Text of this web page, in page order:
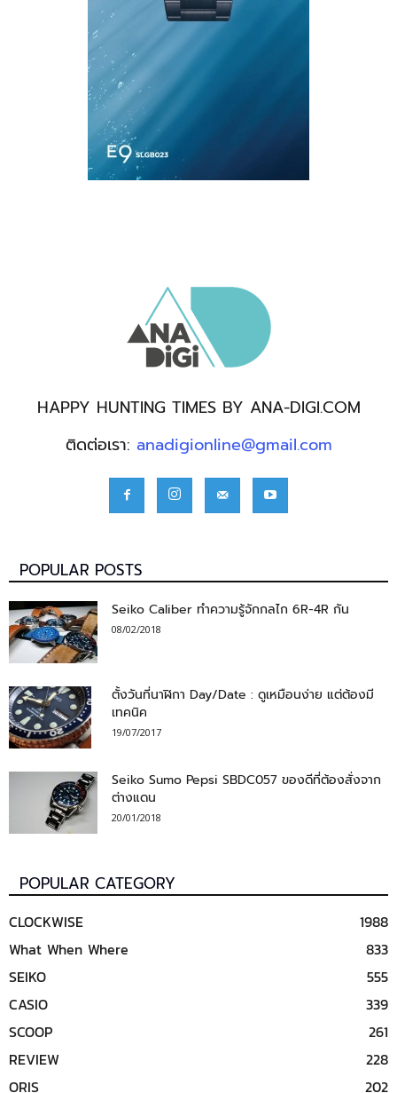
HAPPY HUNTING TIMES BY ANA-DIGI.COM
ติดต่อเรา: anadigionline@gmail.com
POPULAR POSTS
Seiko Caliber ทำความรู้จักกลไก 6R-4R กัน
08/02/2018
ตั้งวันที่นาฬิกา Day/Date : ดูเหมือนง่าย แต่ต้องมี
เทคนิค
19/07/2017
Seiko Sumo Pepsi SBDC057 ของดีที่ต้องสั่งจาก
ต่างแดน
20/01/2018
POPULAR CATEGORY
CLOCKWISE
1988
What When Where
833
SEIKO
555
CASIO
339
SCOOP
261
REVIEW
228
ORIS
202